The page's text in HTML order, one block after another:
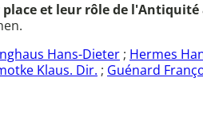
et leur rôle de l'Antiquité
Hans-Dieter ; Hermes
Klaus. Dir. ; Guénard